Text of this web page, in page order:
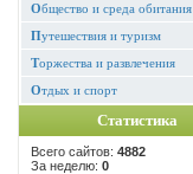
Общество и среда обитания
Путешествия и туризм
Торжества и развлечения
Отдых и спорт
Статистика
Всего сайтов: 4882
За неделю: 0